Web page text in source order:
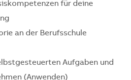
für deine
an der Berufsschule
Aufgaben und
(Anwenden)